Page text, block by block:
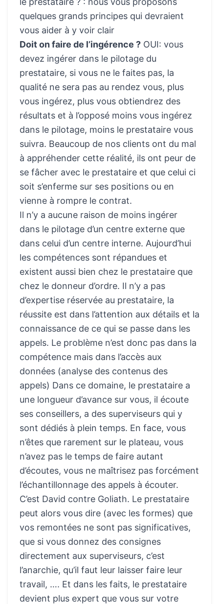
quelques grands principes qui devraient
vous aider à y voir clair
Doit on faire de l’ingérence ? OUI: vous
devez ingérer dans le pilotage du
prestataire, si vous ne le faites pas, la
qualité ne sera pas au rendez vous, plus
vous ingérez, plus vous obtiendrez des
résultats et à l’opposé moins vous ingérez
dans le pilotage, moins le prestataire vous
suivra. Beaucoup de nos clients ont du mal
à appréhender cette réalité, ils ont peur de
se fâcher avec le prestataire et que celui ci
soit s’enferme sur ses positions ou en
vienne à rompre le contrat.
Il n’y a aucune raison de moins ingérer
dans le pilotage d’un centre externe que
dans celui d’un centre interne. Aujourd’hui
les compétences sont répandues et
existent aussi bien chez le prestataire que
chez le donneur d’ordre. Il n’y a pas
d’expertise réservée au prestataire, la
réussite est dans l’attention aux détails et la
connaissance de ce qui se passe dans les
appels. Le problème n’est donc pas dans la
compétence mais dans l’accès aux
données (analyse des contenus des
appels) Dans ce domaine, le prestataire a
une longueur d’avance sur vous, il écoute
ses conseillers, a des superviseurs qui y
sont dédiés à plein temps. En face, vous
n’êtes que rarement sur le plateau, vous
n’avez pas le temps de faire autant
d’écoutes, vous ne maîtrisez pas forcément
l’échantillonnage des appels à écouter.
C’est David contre Goliath. Le prestataire
peut alors vous dire (avec les formes) que
vos remontées ne sont pas significatives,
que si vous donnez des consignes
directement aux superviseurs, c’est
l’anarchie, qu’il faut leur laisser faire leur
travail, …. Et dans les faits, le prestataire
devient plus expert que vous sur votre